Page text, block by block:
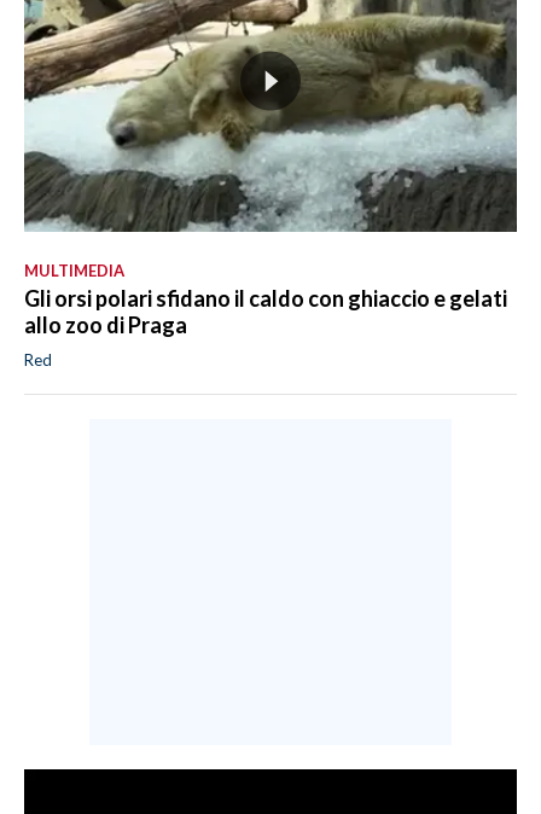
MULTIMEDIA
Gli orsi polari sfidano il caldo con ghiaccio e gelati
allo zoo di Praga
Red